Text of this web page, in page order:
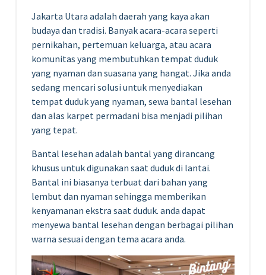
Jakarta Utara adalah daerah yang kaya akan
budaya dan tradisi. Banyak acara-acara seperti
pernikahan, pertemuan keluarga, atau acara
komunitas yang membutuhkan tempat duduk
yang nyaman dan suasana yang hangat. Jika anda
sedang mencari solusi untuk menyediakan
tempat duduk yang nyaman, sewa bantal lesehan
dan alas karpet permadani bisa menjadi pilihan
yang tepat.
Bantal lesehan adalah bantal yang dirancang
khusus untuk digunakan saat duduk di lantai.
Bantal ini biasanya terbuat dari bahan yang
lembut dan nyaman sehingga memberikan
kenyamanan ekstra saat duduk. anda dapat
menyewa bantal lesehan dengan berbagai pilihan
warna sesuai dengan tema acara anda.